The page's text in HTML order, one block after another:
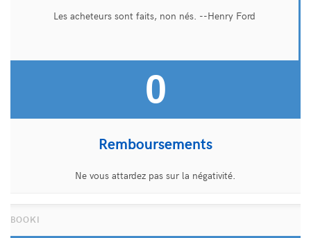
Les acheteurs sont faits, non nés. --Henry Ford
0
Remboursements
Ne vous attardez pas sur la négativité.